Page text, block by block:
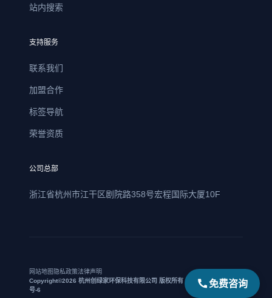
站内搜索
支持服务
联系我们
加盟合作
标签导航
荣誉资质
公司总部
浙江省杭州市江干区剧院路358号宏程国际大厦10F
网站地图 隐私政策法律声明
Copyright©2026 杭州创绿家环保科技有限公司 版权所有 | 浙ICP备17021469
号-6
免费咨询